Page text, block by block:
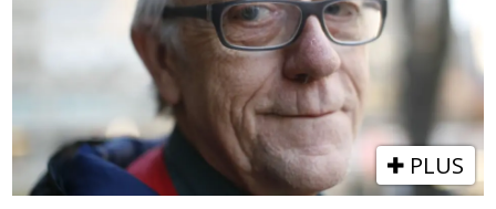
PLUS